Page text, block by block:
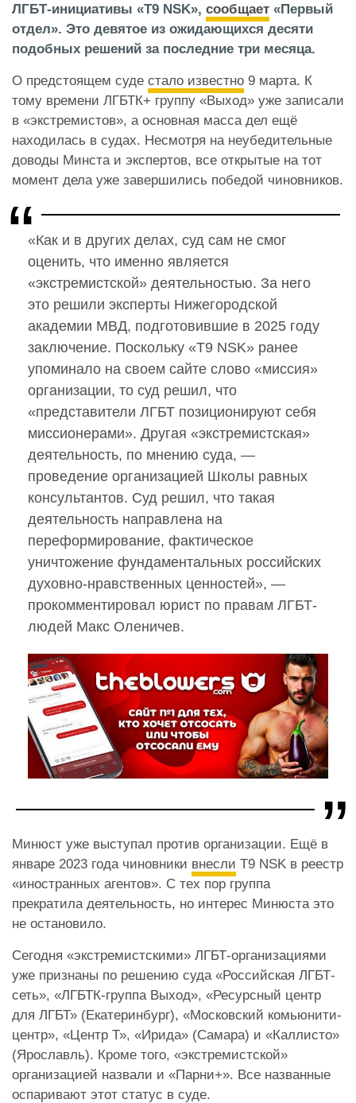
ЛГБТ-инициативы «Т9 NSK», сообщает «Первый
отдел». Это девятое из ожидающихся десяти
подобных решений за последние три месяца.
О предстоящем суде стало известно 9 марта. К
тому времени ЛГБТК+ группу «Выход» уже записали
в «экстремистов», а основная масса дел ещё
находилась в судах. Несмотря на неубедительные
доводы Минста и экспертов, все открытые на тот
момент дела уже завершились победой чиновников.
«Как и в других делах, суд сам не смог
оценить, что именно является
«экстремистской» деятельностью. За него
это решили эксперты Нижегородской
академии МВД, подготовившие в 2025 году
заключение. Поскольку «Т9 NSK» ранее
упоминало на своем сайте слово «миссия»
организации, то суд решил, что
«представители ЛГБТ позиционируют себя
миссионерами». Другая «экстремистская»
деятельность, по мнению суда, —
проведение организацией Школы равных
консультантов. Суд решил, что такая
деятельность направлена на
переформирование, фактическое
уничтожение фундаментальных российских
духовно-нравственных ценностей», —
прокомментировал юрист по правам ЛГБТ-
людей Макс Оленичев.
Минюст уже выступал против организации. Ещё в
январе 2023 года чиновники внесли Т9 NSK в реестр
«иностранных агентов». С тех пор группа
прекратила деятельность, но интерес Минюста это
не остановило.
Сегодня «экстремистскими» ЛГБТ-организациями
уже признаны по решению суда «Российская ЛГБТ-
сеть», «ЛГБТК-группа Выход», «Ресурсный центр
для ЛГБТ» (Екатеринбург), «Московский комьюнити-
центр», «Центр Т», «Ирида» (Самара) и «Каллисто»
(Ярославль). Кроме того, «экстремистской»
организацией назвали и «Парни+». Все названные
оспаривают этот статус в суде.